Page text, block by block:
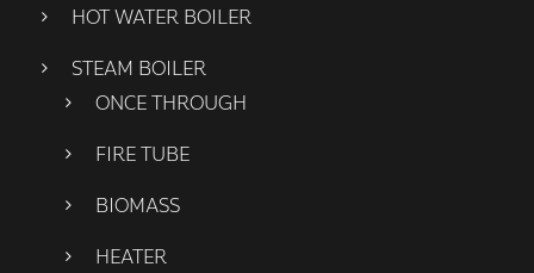
HOT WATER BOILER
STEAM BOILER
ONCE THROUGH
FIRE TUBE
BIOMASS
HEATER